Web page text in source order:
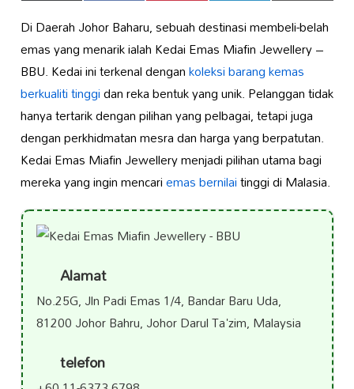
Di Daerah Johor Baharu, sebuah destinasi membeli-belah
emas yang menarik ialah Kedai Emas Miafin Jewellery –
BBU. Kedai ini terkenal dengankoleksi barang kemas
berkualiti tinggidan reka bentuk yang unik. Pelanggan tidak
hanya tertarik dengan pilihan yang pelbagai, tetapi juga
dengan perkhidmatan mesra dan harga yang berpatutan.
Kedai Emas Miafin Jewellery menjadi pilihan utama bagi
mereka yang ingin mencariemas bernilaitinggi di Malasia.
Alamat
No.25G, Jln Padi Emas 1/4, Bandar Baru Uda,
81200 Johor Bahru, Johor Darul Ta'zim, Malaysia
telefon